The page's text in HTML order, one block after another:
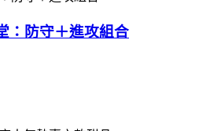
：防守＋進攻組合